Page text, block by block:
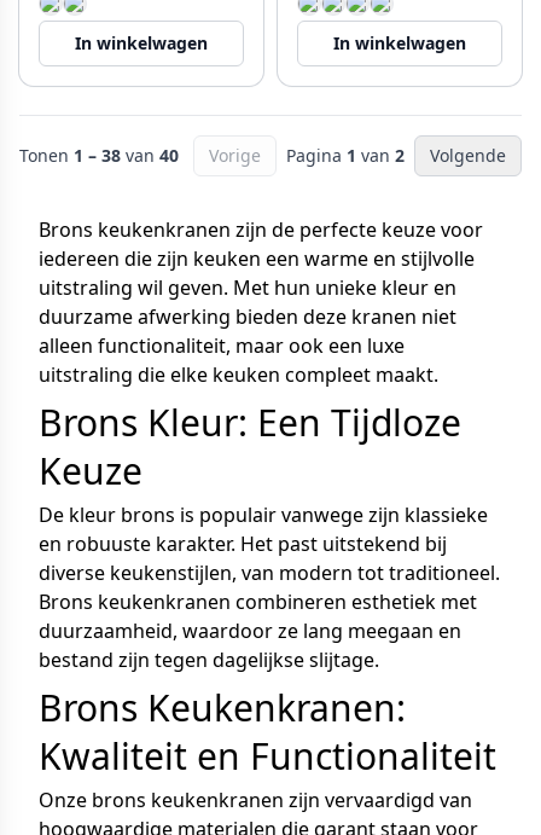
In winkelwagen In winkelwagen
Tonen 1 – 38 van 40 Vorige Pagina 1 van 2 Volgende
Brons keukenkranen zijn de perfecte keuze voor
iedereen die zijn keuken een warme en stijlvolle
uitstraling wil geven. Met hun unieke kleur en
duurzame afwerking bieden deze kranen niet
alleen functionaliteit, maar ook een luxe
uitstraling die elke keuken compleet maakt.
Brons Kleur: Een Tijdloze
Keuze
De kleur brons is populair vanwege zijn klassieke
en robuuste karakter. Het past uitstekend bij
diverse keukenstijlen, van modern tot traditioneel.
Brons keukenkranen combineren esthetiek met
duurzaamheid, waardoor ze lang meegaan en
bestand zijn tegen dagelijkse slijtage.
Brons Keukenkranen:
Kwaliteit en Functionaliteit
Onze brons keukenkranen zijn vervaardigd van
hoogwaardige materialen die garant staan voor